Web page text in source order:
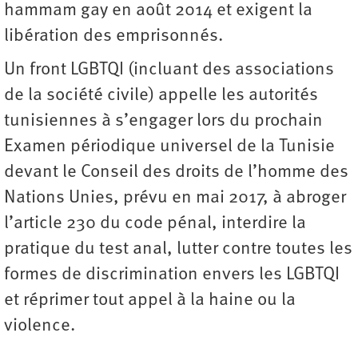
hammam gay en août 2014 et exigent la
libération des emprisonnés.
Un front LGBTQI (incluant des associations
de la société civile) appelle les autorités
tunisiennes à s’engager lors du prochain
Examen périodique universel de la Tunisie
devant le Conseil des droits de l’homme des
Nations Unies, prévu en mai 2017, à abroger
l’article 230 du code pénal, interdire la
pratique du test anal, lutter contre toutes les
formes de discrimination envers les LGBTQI
et réprimer tout appel à la haine ou la
violence.